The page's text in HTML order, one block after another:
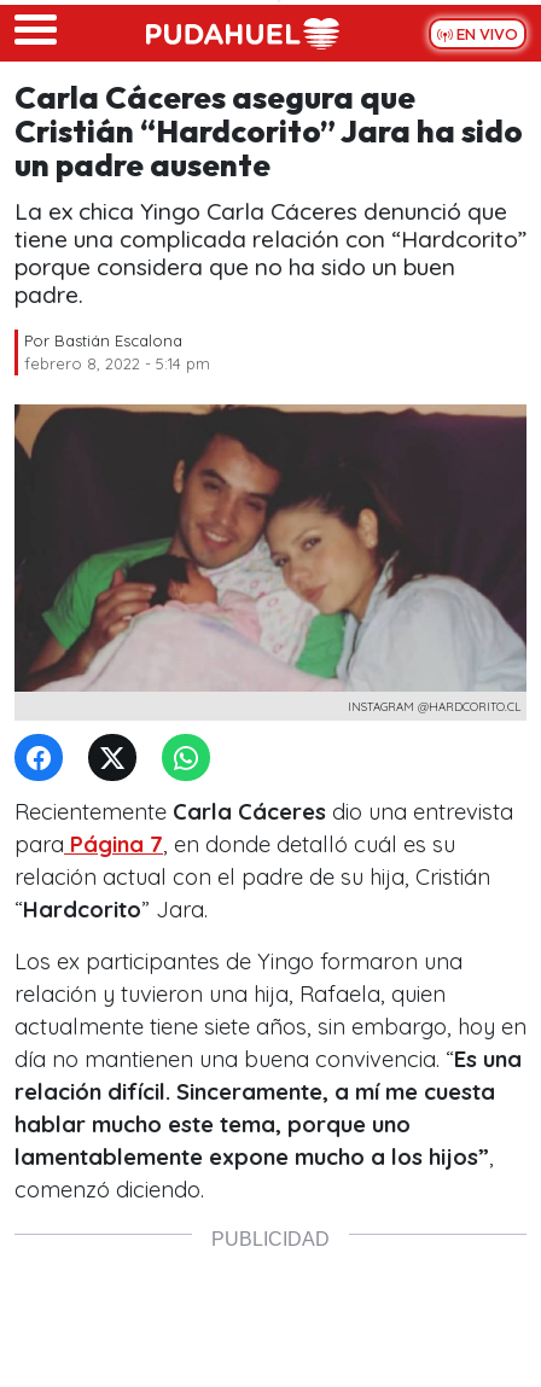
Skip to main content
EN VIVO
Carla Cáceres asegura que
Cristián “Hardcorito” Jara ha sido
un padre ausente
La ex chica Yingo Carla Cáceres denunció que
tiene una complicada relación con “Hardcorito”
porque considera que no ha sido un buen
padre.
Por Bastián Escalona
febrero 8, 2022 - 5:14 pm
INSTAGRAM @HARDCORITO.CL
Recientemente Carla Cáceres dio una entrevista
para Página 7, en donde detalló cuál es su
relación actual con el padre de su hija, Cristián
“Hardcorito” Jara.
Los ex participantes de Yingo formaron una
relación y tuvieron una hija, Rafaela, quien
actualmente tiene siete años, sin embargo, hoy en
día no mantienen una buena convivencia. “Es una
relación difícil. Sinceramente, a mí me cuesta
hablar mucho este tema, porque uno
lamentablemente expone mucho a los hijos”,
comenzó diciendo.